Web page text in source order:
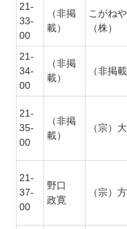
21-
33-
00
（非掲
載）
こがね
（株）
21-
34-
00
（非掲
載）
（非掲載
21-
35-
00
（非掲
載）
（宗）
21-
37-
00
野口
政寛
（宗）